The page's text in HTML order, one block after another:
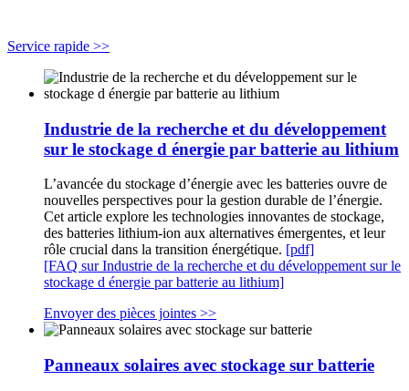
Service rapide >>
Industrie de la recherche et du développement
sur le stockage d énergie par batterie au lithium
L’avancée du stockage d’énergie avec les batteries ouvre de
nouvelles perspectives pour la gestion durable de l’énergie.
Cet article explore les technologies innovantes de stockage,
des batteries lithium-ion aux alternatives émergentes, et leur
rôle crucial dans la transition énergétique. [pdf]
[FAQ sur Industrie de la recherche et du développement sur le
stockage d énergie par batterie au lithium]
Envoyer des pièces jointes >>
Panneaux solaires avec stockage sur batterie